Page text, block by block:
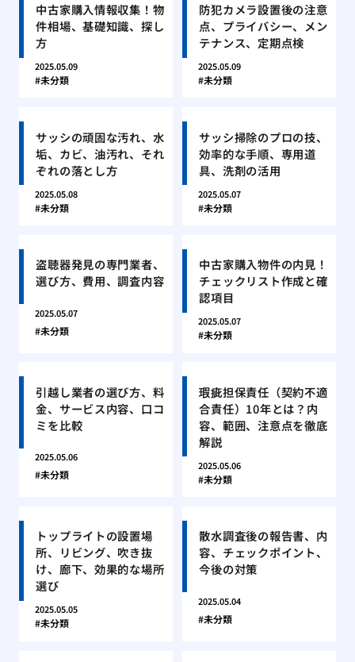
中古家購入情報収集！物
件相場、基礎知識、探し
方
2025.05.09
未分類
防犯カメラ設置後の注意
点、プライバシー、メン
テナンス、定期点検
2025.05.09
未分類
サッシの頑固な汚れ、水
垢、カビ、油汚れ、それ
ぞれの落とし方
2025.05.08
未分類
サッシ掃除のプロの技、
効率的な手順、専用道
具、洗剤の活用
2025.05.07
未分類
盗聴器発見の専門業者、
選び方、費用、調査内容
2025.05.07
未分類
中古家購入物件の内見！
チェックリスト作成と確
認項目
2025.05.07
未分類
引越し業者の選び方、料
金、サービス内容、口コ
ミを比較
2025.05.06
未分類
瑕疵担保責任（契約不適
合責任）10年とは？内
容、範囲、注意点を徹底
解説
2025.05.06
未分類
トップライトの設置場
所、リビング、吹き抜
け、廊下、効果的な場所
選び
2025.05.05
未分類
散水調査後の報告書、内
容、チェックポイント、
今後の対策
2025.05.04
未分類